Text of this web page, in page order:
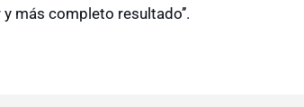
más completo resultado’’.